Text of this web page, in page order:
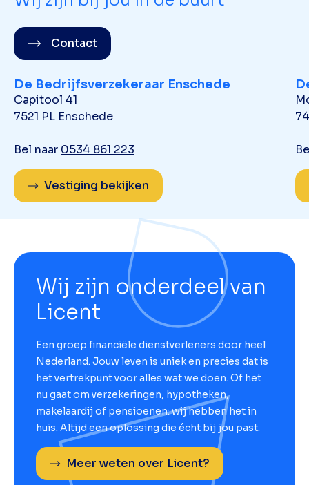
Contact
De Bedrijfsverzekeraar Enschede
Capitool 41
7521 PL Enschede
Bel naar 0534 861 223
Vestiging bekijken
Wij zijn onderdeel van
Licent
Een groep financiële dienstverleners door heel
Nederland. Jouw leven is uniek en precies dat is
het vertrekpunt voor alles wat we doen. Of het
nu gaat om verzekeringen, hypotheken,
makelaardij of pensioenen: wij hebben het in
huis. Altijd een oplossing die écht bij jou past.
Meer weten over Licent?